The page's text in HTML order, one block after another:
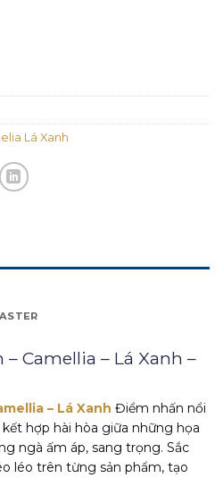
Lá Xanh
– Camellia – Lá Xanh –
– Lá Xanh Điểm nhấn nổi
hợp hài hòa giữa những họa
ngà ấm áp, sang trọng. Sắc
léo trên từng sản phẩm, tạo